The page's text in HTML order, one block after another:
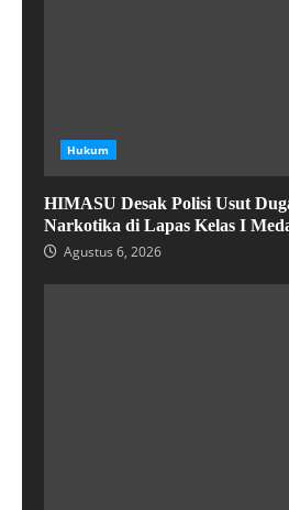
Hukum
HIMASU Desak Polisi Usut
Narkotika di Lapas Kelas I
Agustus 6, 2026